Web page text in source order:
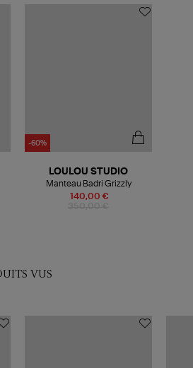
-60%
140,00 €
LOULOU STUDIO
Manteau Badri Grizzly
VUS